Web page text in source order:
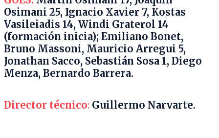
Osimani 25, Ignacio Xavier 7, Kostas
Vasileiadis 14, Windi Graterol 14
(formación inicia); Emiliano Bonet,
Bruno Massoni, Mauricio Arregui 5,
Jonathan Sacco, Sebastián Sosa 1, Diego
Menza, Bernardo Barrera.
Director técnico: Guillermo Narvarte.